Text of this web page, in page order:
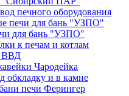
печного оборудования
печи для бань "УЗПО"
для бань "УЗПО"
к печам и котлам
ВВД
Чародейка
обкладку и в камне
печи Ферингер